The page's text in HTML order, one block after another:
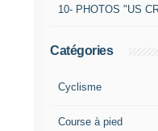
10- PHOTOS "US
Catégories
Cyclisme
Course à pied